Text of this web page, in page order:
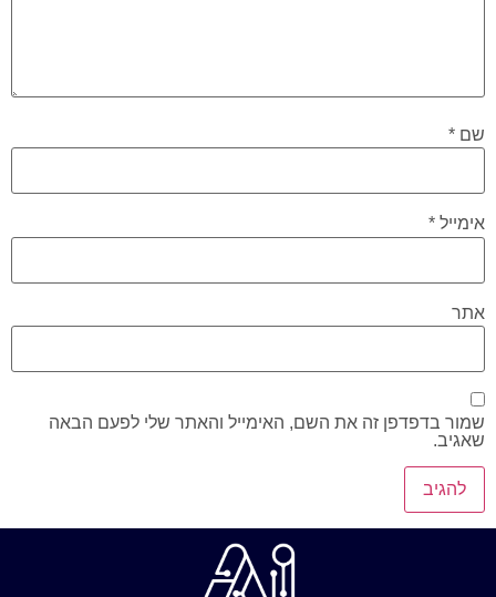
שם *
אימייל *
אתר
שמור בדפדפן זה את השם, האימייל והאתר שלי לפעם הבאה
שאגיב.